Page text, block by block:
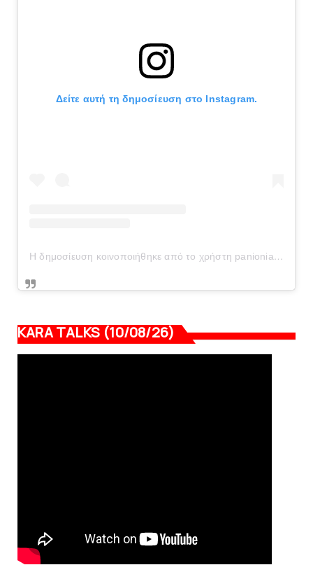
Δείτε αυτή τη δημοσίευση στο Instagram.
Η δημοσίευση κοινοποιήθηκε από το χρήστη panionianea.gr (@panionianea.gr)
KARA TALKS (10/08/26)